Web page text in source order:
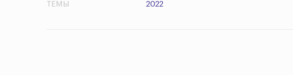
ТЕМЫ 2022